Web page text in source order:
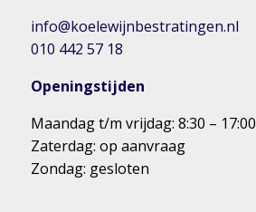
info@koelewijnbestratingen.nl
010 442 57 18
Openingstijden
Maandag t/m vrijdag: 8:30 – 17:00
Zaterdag: op aanvraag
Zondag: gesloten